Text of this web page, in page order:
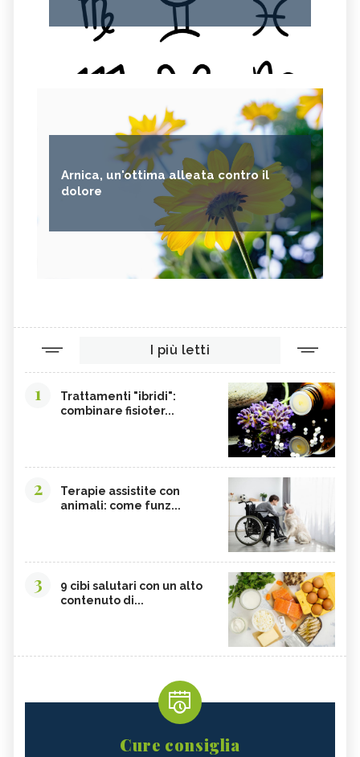
Arnica, un'ottima alleata contro il
dolore
I più letti
1
Trattamenti "ibridi":
combinare fisioter...
2
Terapie assistite con
animali: come funz...
3
9 cibi salutari con un alto
contenuto di...
Cure consiglia